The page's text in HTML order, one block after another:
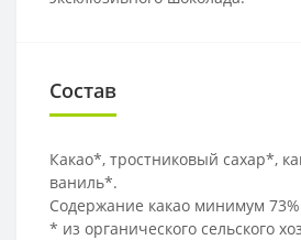
Состав
Какао*, тростниковый сахар*,
ваниль*.
Содержание какао минимум
* из органического сельского